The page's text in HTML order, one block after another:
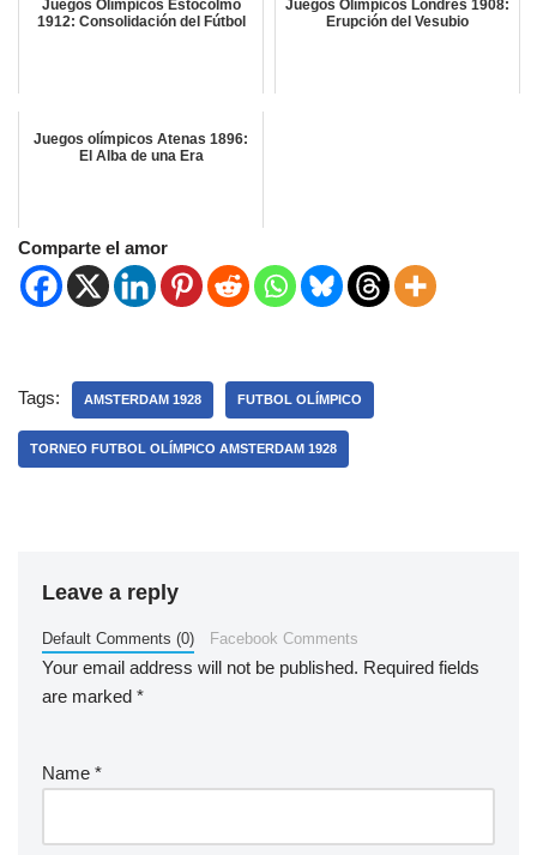
Juegos Olímpicos Estocolmo
1912: Consolidación del Fútbol
Juegos Olímpicos Londres 1908:
Erupción del Vesubio
Juegos olímpicos Atenas 1896:
El Alba de una Era
Comparte el amor
Tags: AMSTERDAM 1928 FUTBOL OLÍMPICO
TORNEO FUTBOL OLÍMPICO AMSTERDAM 1928
Leave a reply
Default Comments (0) Facebook Comments
Your email address will not be published. Required fields
are marked *
Name *